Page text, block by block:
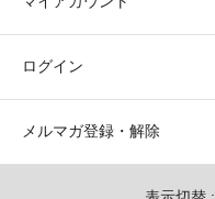
ログイン
メルマガ登録・解除